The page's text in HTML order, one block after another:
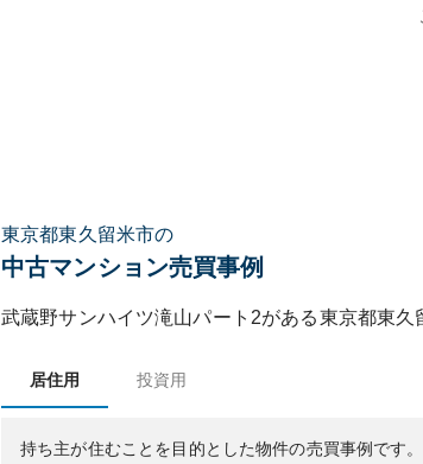
東京都東久留米市の
中古マンション売買事例
武蔵野サンハイツ滝山パート2がある東京都東久
居住用 投資用
持ち主が住むことを目的とした物件の売買事例です。